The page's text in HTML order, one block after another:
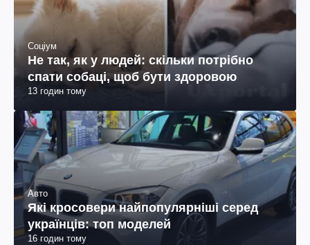
Соціум
Не так, як у людей: скільки потрібно
спати собаці, щоб бути здоровою
13 годин тому
Авто
Які кросовери найпопулярніші серед
українців: топ моделей
16 годин тому